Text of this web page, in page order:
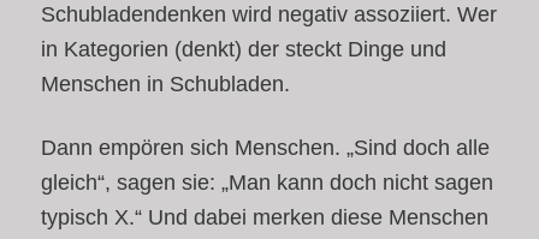
Schubladendenken wird negativ assoziiert. Wer
in Kategorien (denkt) der steckt Dinge und
Menschen in Schubladen.
Dann empören sich Menschen. „Sind doch alle
gleich“, sagen sie: „Man kann doch nicht sagen
typisch X.“ Und dabei merken diese Menschen